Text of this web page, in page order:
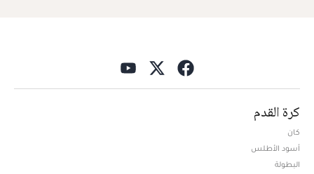
كرة القدم
كان
أسود الأطلس
البطولة